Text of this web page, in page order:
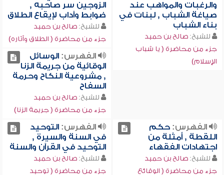
والرغبات والمواهب عند
صياغة الشباب , لبنات في
بناء الشباب
للشيخ:صالح بن حميد
جزء من محاضرة ( يا شباب
الإسلام)
الزوجين سر صاحبه ,
ضوابط وآداب لإيقاع الطلاق
للشيخ:صالح بن حميد
جزء من محاضرة ( الطلاق وآثاره)
الفهرس:الوسائل
الوقائية من جريمة الزنا
, مشروعية النكاح وحرمة
السفاح
للشيخ:صالح بن حميد
جزء من محاضرة ( جريمة الزنا)
الفهرس:حكم
اللقطة , أمثلة من
اجتهادات الفقهاء
للشيخ:صالح بن حميد
جزء من محاضرة ( الوقائع
الفهرس:التوحيد
في السنة والسيرة ,
التوحيد في القرآن والسنة
للشيخ:صالح بن حميد
جزء من محاضرة ( توحيد